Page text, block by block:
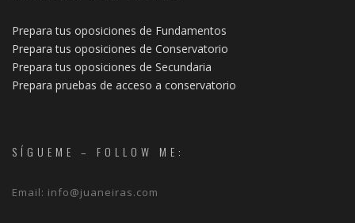
Prepara tus oposiciones de Fundamentos
Prepara tus oposiciones de Conservatorio
Prepara tus oposiciones de Secundaria
Prepara pruebas de acceso a conservatorio
SÍGUEME – FOLLOW ME:
Email: info@juaneiras.com